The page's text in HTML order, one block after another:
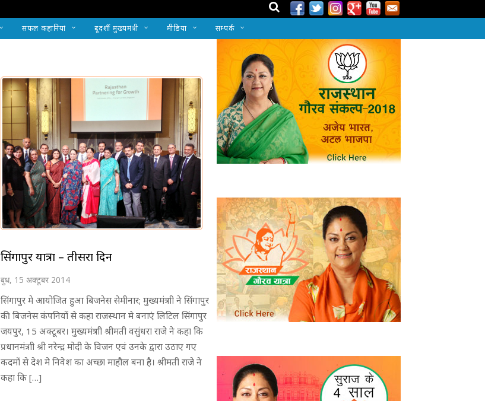
सफल कहानियां दूरदर्शी मुख्यमंत्री मीडिया सम्पर्क
सिंगापुर यात्रा – तीसरा दिन
बुध, 15 अक्टूबर 2014
सिंगापुर मे आयोजित हुआ बिजनेस सेमीनार; मुख्यमंत्राी ने सिंगापुर
की बिजनेस कंपनियों से कहा राजस्थान मे बनाएं लिटिल सिंगापुर
जयपुर, 15 अक्टूबर। मुख्यमंत्राी श्रीमती वसुंधरा राजे ने कहा कि
प्रधानमंत्राी श्री नरेन्द्र मोदी के विजन एवं उनके द्वारा उठाए गए
कदमों से देश मे निवेश का अच्छा माहौल बना है। श्रीमती राजे ने
कहा कि […]